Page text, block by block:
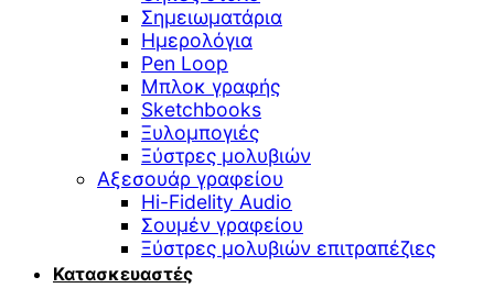
Σημειωματάρια
Ημερολόγια
Pen Loop
Μπλοκ γραφής
Sketchbooks
Ξυλομπογιές
Ξύστρες μολυβιών
Αξεσουάρ γραφείου
Hi-Fidelity Audio
Σουμέν γραφείου
Ξύστρες μολυβιών επιτραπέζιες
Κατασκευαστές